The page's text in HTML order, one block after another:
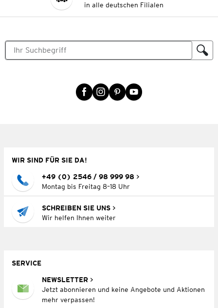
in alle deutschen Filialen
WIR SIND FÜR SIE DA!
+49 (0) 2546 / 98 999 98
Montag bis Freitag 8–18 Uhr
SCHREIBEN SIE UNS
Wir helfen Ihnen weiter
SERVICE
NEWSLETTER
Jetzt abonnieren und keine Angebote und Aktionen
mehr verpassen!